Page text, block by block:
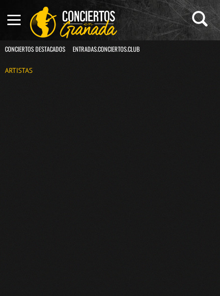
CONCIERTOS DESTACADOS ENTRADAS.CONCIERTOS.CLUB
ARTISTAS